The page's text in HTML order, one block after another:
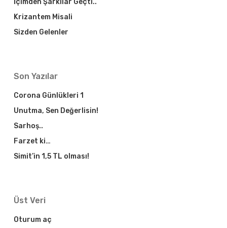
İçimden Şarkılar Geçti..
Krizantem Misali
Sizden Gelenler
Son Yazılar
Corona Günlükleri 1
Unutma, Sen Değerlisin!
Sarhoş..
Farzet ki…
Simit’in 1,5 TL olması!
Üst Veri
Oturum aç